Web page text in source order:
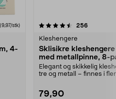
(9,97/stk)
4-
256
Kleshengere
Sklisikre
med metallpinne, 8-
Elegant og skikkelig
tre og metall – finnes i
79,90
4.5av 5 stjerner